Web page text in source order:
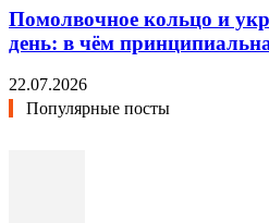
Помолвочное кольцо и
день: в чём
22.07.2026
Популярные посты